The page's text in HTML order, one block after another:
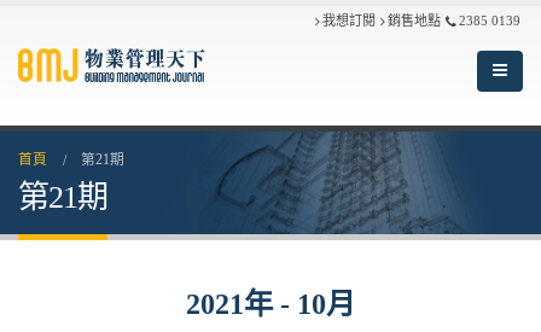
我想訂閱 銷售地點 2385 0139
首頁 第21期
第21期
2021年 - 10月